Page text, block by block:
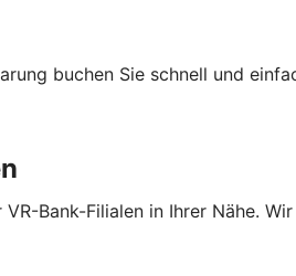
buchen Sie schnell und
Bank-Filialen in Ihrer Nähe.